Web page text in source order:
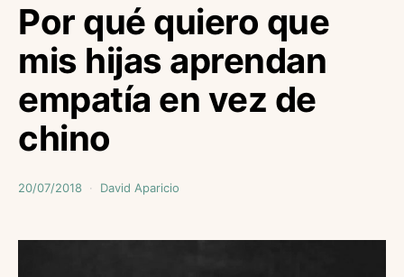
Por qué quiero que
mis hijas aprendan
empatía en vez de
chino
20/07/2018 David Aparicio